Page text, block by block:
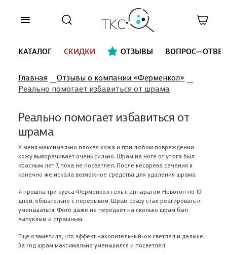
КАТАЛОГ СКИДКИ ОТЗЫВЫ ВОПРОС—ОТВЕТ
Главная
Отзывы о компании «Ферменкол»
Реально помогает избавиться от шрама
Реально помогает избавиться от
шрама
У меня максимально плохая кожа и при любом повреждении
кожу выворачивает очень сильно. Шрам на ноге от утюга был
красным лет 7, пока не посветлел. После кесарева сечения я
конечно же искала возможное средства для удаления шрама
Я прошла три курса Ферменкол гель с аппаратом Невотон по 10
дней, обязательно с перерывом. Шрам сразу стал реагировать и
уменьшаться. Фото даже не передаёт на сколько шрам был
выпуклым и страшным.
Еще я заметила, что эффект накопительный-он светлел и дальше.
За год шрам максимально уменьшился и посветлел.